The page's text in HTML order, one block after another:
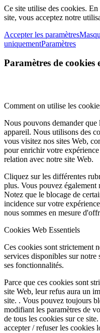
Ce site utilise des cookies.
site, vous acceptez notre
Accepter les paramètres
uniquementParamètres
Paramètres de
Comment on utilise les
Nous pouvons demander que
appareil. Nous utilisons des
vous visitez nos sites Web,
pour enrichir votre
relation avec notre site Web.
Cliquez sur les différentes
plus. Vous pouvez également
Notez que le blocage de
incidence sur votre
nous sommes en mesure
Cookies Web Essentiels
Ces cookies sont strictement
services disponibles sur
ses fonctionnalités.
Parce que ces cookies sont
site Web, leur refus aura un
site. . Vous pouvez toujours
modifiant les paramètres de
de tous les cookies sur ce
accepter / refuser les cookies